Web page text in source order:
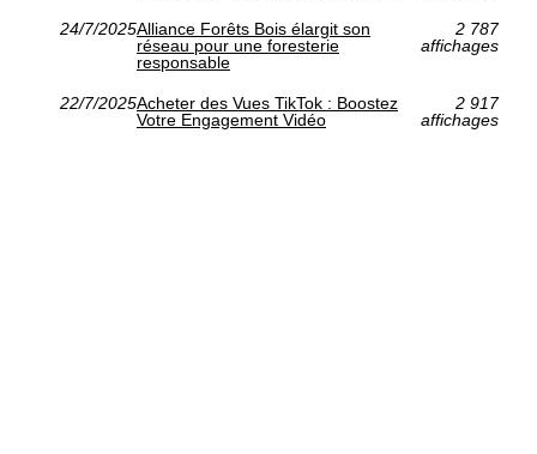
24/7/2025Alliance Forêts Bois élargit son
réseau pour une foresterie
responsable
2 787
affichages
22/7/2025Acheter des Vues TikTok : Boostez
Votre Engagement Vidéo
2 917
affichages